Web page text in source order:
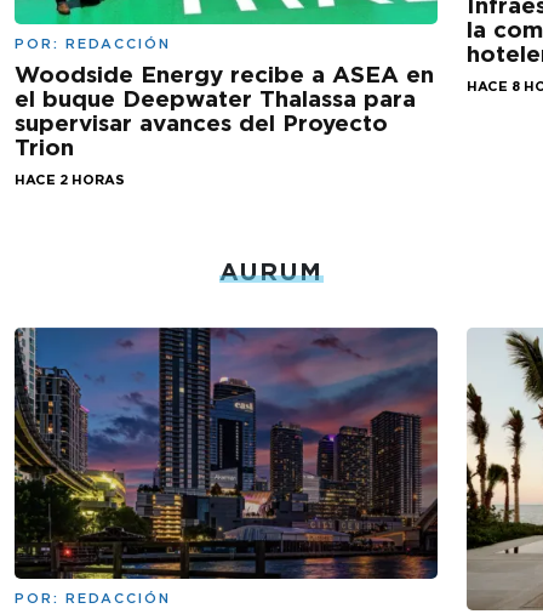
POR: REDACCIÓN
Woodside Energy recibe a ASEA en
el buque Deepwater Thalassa para
supervisar avances del Proyecto
Trion
HACE 2 HORAS
la
HACE 8
AURUM
POR: REDACCIÓN